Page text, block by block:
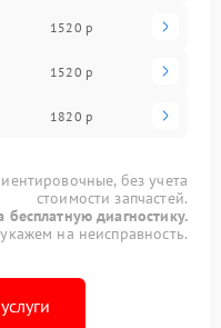
1520 р
1520 р
1820 р
без учета
стоимости запчастей.
бесплатную диагностику.
на неисправность.